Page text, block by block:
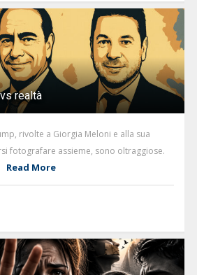
realtà
rivolte a Giorgia Meloni e alla sua
fotografare assieme, sono oltraggiose.
Read More